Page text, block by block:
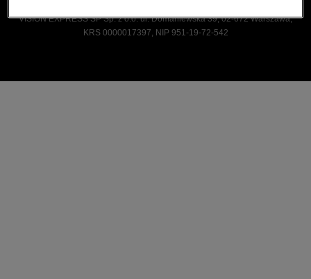
VISION EXPRESS SP Sp. z o.o. ul. Domaniewska 39, 02-672 Warszawa,
KRS 0000017397, NIP 951-19-72-542